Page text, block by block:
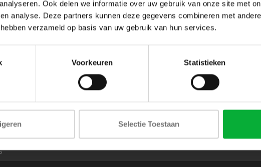
Ook delen we informatie over uw gebruik van onze site met
analyse. Deze partners kunnen deze gegevens combineren met
verzameld op basis van uw gebruik van hun services.
Voorkeuren Statistieken
Selectie Toestaan